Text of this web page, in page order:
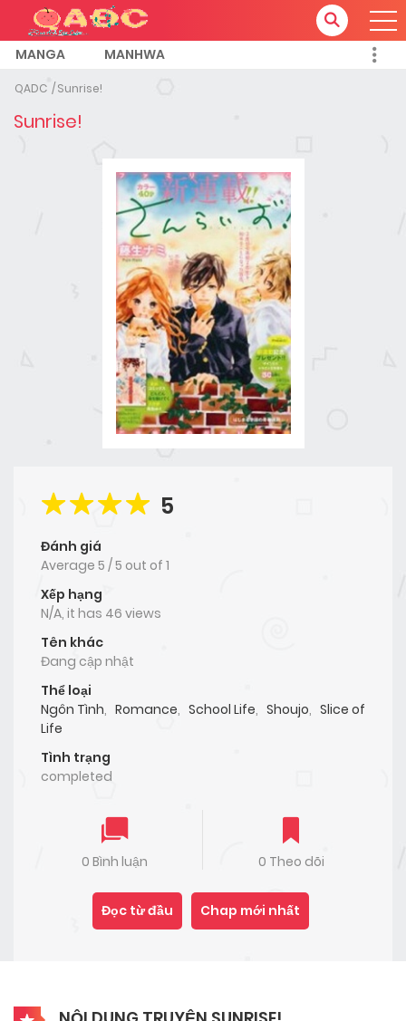
MANGA MANHWA
QADC Sunrise!
Sunrise!
5
Đánh giá
Average 5 /5 out of 1
Xếp hạng
N/A, it has 46 views
Tên khác
Đang cập nhật
Thể loại
Ngôn Tình, Romance, School Life, Shoujo, Slice of
Life
Tình trạng
completed
0 Bình luận 0 Theo dõi
Đọc từ đầu Chap mới nhất